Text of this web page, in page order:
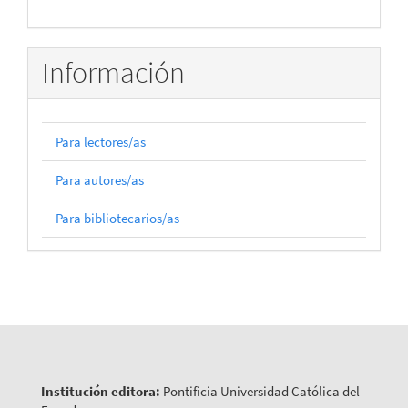
Información
Para lectores/as
Para autores/as
Para bibliotecarios/as
Institución editora: Pontificia Universidad Católica del